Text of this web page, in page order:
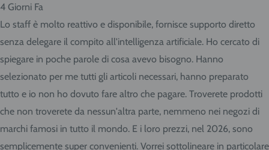
4 Giorni Fa
Lo staff è molto reattivo e disponibile, fornisce supporto diretto
senza delegare il compito all'intelligenza artificiale. Ho cercato di
spiegare in poche parole di cosa avevo bisogno. Hanno
selezionato per me tutti gli articoli necessari, hanno preparato
tutto e io non ho dovuto fare altro che pagare. Troverete prodotti
che non troverete da nessun'altra parte, nemmeno nei negozi di
marchi famosi in tutto il mondo. E i loro prezzi, nel 2026, sono
semplicemente super convenienti. Vorrei sottolineare in particolare